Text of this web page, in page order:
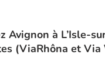
à L’Isle-
(ViaRhôna et Via